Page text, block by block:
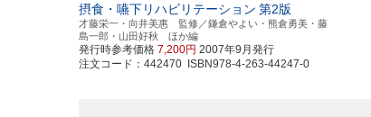
摂食・嚥下リハビリテーション 第2版
才藤栄一・向井美惠 監修／鎌倉やよい・熊倉勇美・藤
島一郎・山田好秋 ほか編
発行時参考価格 7,200円 2007年9月発行
注文コード：442470 ISBN978-4-263-44247-0